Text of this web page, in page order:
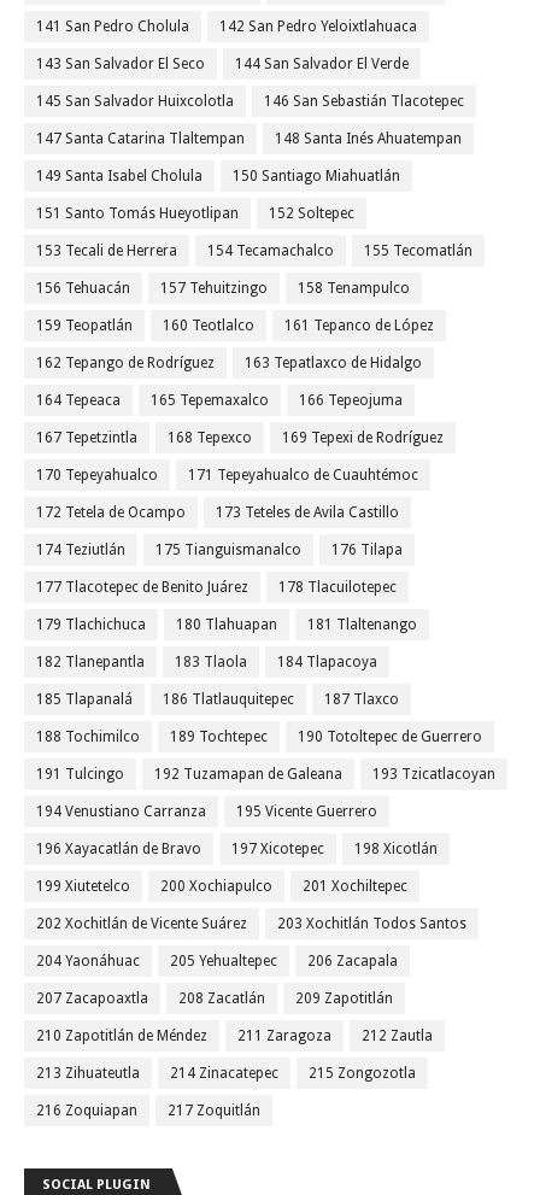
141 San Pedro Cholula 142 San Pedro Yeloixtlahuaca
143 San Salvador El Seco 144 San Salvador El Verde
145 San Salvador Huixcolotla 146 San Sebastián Tlacotepec
147 Santa Catarina Tlaltempan 148 Santa Inés Ahuatempan
149 Santa Isabel Cholula 150 Santiago Miahuatlán
151 Santo Tomás Hueyotlipan 152 Soltepec
153 Tecali de Herrera 154 Tecamachalco 155 Tecomatlán
156 Tehuacán 157 Tehuitzingo 158 Tenampulco
159 Teopatlán 160 Teotlalco 161 Tepanco de López
162 Tepango de Rodríguez 163 Tepatlaxco de Hidalgo
164 Tepeaca 165 Tepemaxalco 166 Tepeojuma
167 Tepetzintla 168 Tepexco 169 Tepexi de Rodríguez
170 Tepeyahualco 171 Tepeyahualco de Cuauhtémoc
172 Tetela de Ocampo 173 Teteles de Avila Castillo
174 Teziutlán 175 Tianguismanalco 176 Tilapa
177 Tlacotepec de Benito Juárez 178 Tlacuilotepec
179 Tlachichuca 180 Tlahuapan 181 Tlaltenango
182 Tlanepantla 183 Tlaola 184 Tlapacoya
185 Tlapanalá 186 Tlatlauquitepec 187 Tlaxco
188 Tochimilco 189 Tochtepec 190 Totoltepec de Guerrero
191 Tulcingo 192 Tuzamapan de Galeana 193 Tzicatlacoyan
194 Venustiano Carranza 195 Vicente Guerrero
196 Xayacatlán de Bravo 197 Xicotepec 198 Xicotlán
199 Xiutetelco 200 Xochiapulco 201 Xochiltepec
202 Xochitlán de Vicente Suárez 203 Xochitlán Todos Santos
204 Yaonáhuac 205 Yehualtepec 206 Zacapala
207 Zacapoaxtla 208 Zacatlán 209 Zapotitlán
210 Zapotitlán de Méndez 211 Zaragoza 212 Zautla
213 Zihuateutla 214 Zinacatepec 215 Zongozotla
216 Zoquiapan 217 Zoquitlán
SOCIAL PLUGIN